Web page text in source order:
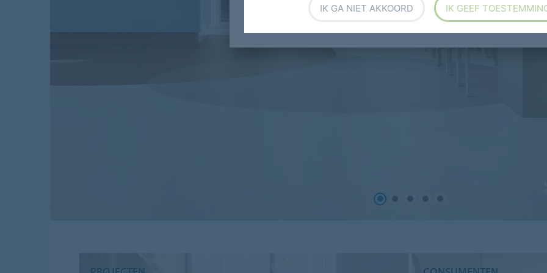
IK GA NIET AKKOORD IK GEEF